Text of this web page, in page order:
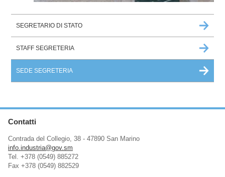
SEGRETARIO DI STATO
STAFF SEGRETERIA
SEDE SEGRETERIA
Contatti
Contrada del Collegio, 38 - 47890 San Marino
info.industria@gov.sm
Tel. +378 (0549) 885272
Fax +378 (0549) 882529